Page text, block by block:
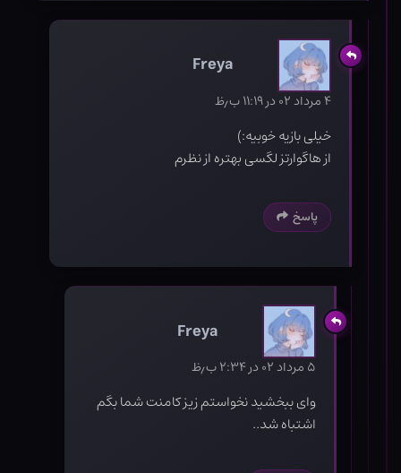
Freya
۴ مرداد ۰۲ در ۱۱:۱۹ ب٫ظ
خیلی بازیه خوبیه:)
از هاگوارتز لگسی بهتره از نظرم
پاسخ
Freya
۵ مرداد ۰۲ در ۲:۳۴ ب٫ظ
وای ببخشید نخواستم زیز کامنت شما بگم
اشتباه شد..